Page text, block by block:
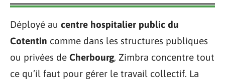
Déployé au centre hospitalier public du
Cotentin comme dans les structures publiques
ou privées de Cherbourg, Zimbra concentre tout
ce qu’il faut pour gérer le travail collectif. La